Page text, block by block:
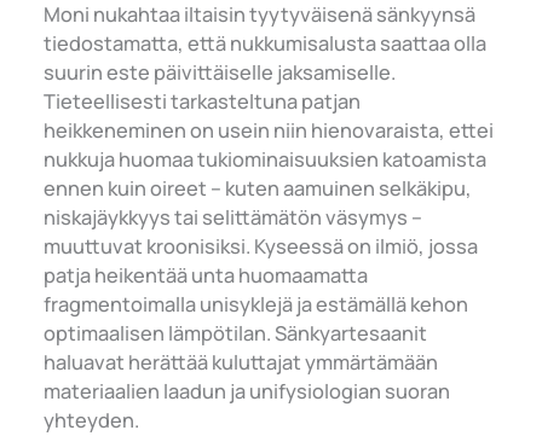
Moni nukahtaa iltaisin tyytyväisenä sänkyynsä
tiedostamatta, että nukkumisalusta saattaa olla
suurin este päivittäiselle jaksamiselle.
Tieteellisesti tarkasteltuna patjan
heikkeneminen on usein niin hienovaraista, ettei
nukkuja huomaa tukiominaisuuksien katoamista
ennen kuin oireet – kuten aamuinen selkäkipu,
niskajäykkyys tai selittämätön väsymys –
muuttuvat kroonisiksi. Kyseessä on ilmiö, jossa
patja heikentää unta huomaamatta
fragmentoimalla unisyklejä ja estämällä kehon
optimaalisen lämpötilan. Sänkyartesaanit
haluavat herättää kuluttajat ymmärtämään
materiaalien laadun ja unifysiologian suoran
yhteyden.